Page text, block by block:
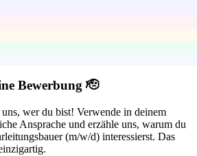
Bewerbung 🫡
wer du bist! Verwende in deinem
Ansprache und erzähle uns, warum du
(m/w/d) interessierst. Das